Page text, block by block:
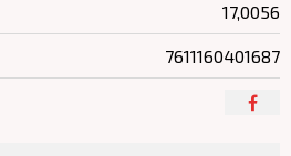
17,0056
7611160401687